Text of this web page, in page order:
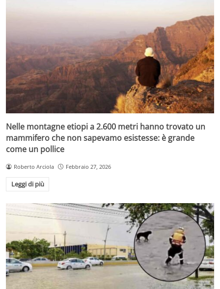
Nelle montagne etiopi a 2.600 metri hanno trovato un
mammifero che non sapevamo esistesse: è grande
come un pollice
Roberto Arciola Febbraio 27, 2026
Leggi di più